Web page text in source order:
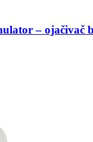
– ojačivač